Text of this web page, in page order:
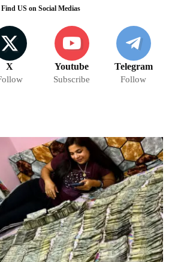
Find US on Social Medias
X Youtube
Subscribe
Telegram
Follow